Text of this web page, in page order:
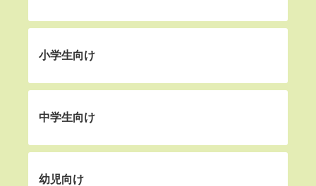
小学生向け
中学生向け
幼児向け